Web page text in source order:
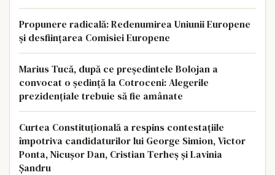
Propunere radicală: Redenumirea Uniunii Europene
și desființarea Comisiei Europene
Marius Tucă, după ce președintele Bolojan a
convocat o ședință la Cotroceni: Alegerile
prezidențiale trebuie să fie amânate
Curtea Constituțională a respins contestațiile
împotriva candidaturilor lui George Simion, Victor
Ponta, Nicușor Dan, Cristian Terheș și Lavinia
Șandru